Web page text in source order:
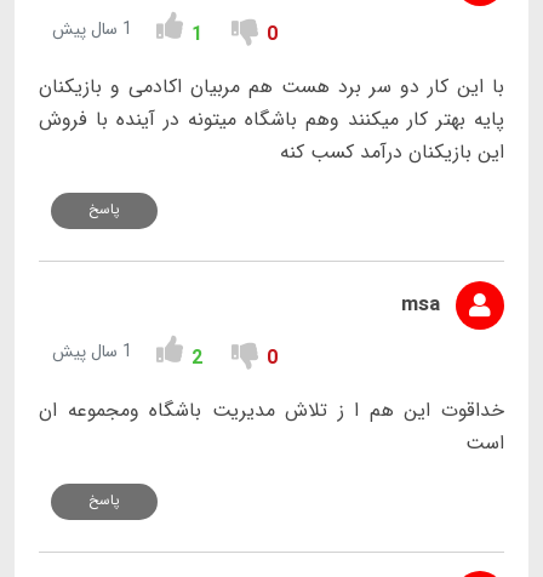
0
1 1 سال پیش
با این کار دو سر برد هست هم مربیان اکادمی و بازیکنان
پایه بهتر کار میکنند وهم باشگاه میتونه در آینده با فروش
این بازیکنان درآمد کسب کنه
پاسخ
msa
0
2 1 سال پیش
خداقوت این هم ا ز تلاش مدیریت باشگاه ومجموعه ان
است
پاسخ